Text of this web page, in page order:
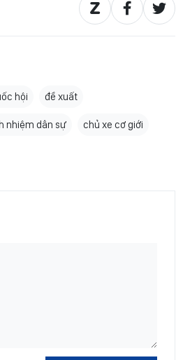
hội đề xuất
nhiệm dân sự chủ xe cơ giới